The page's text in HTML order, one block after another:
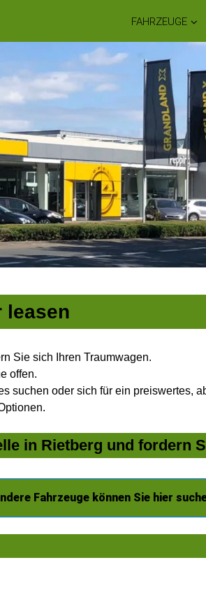
FAHRZEUGE
leasen
Sie sich Ihren Traumwagen.
offen.
suchen oder sich für ein preiswertes,
in Rietberg und fordern
Fahrzeuge können Sie hier